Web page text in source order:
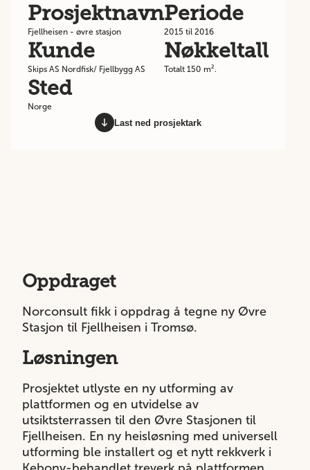
Prosjektnavn
Fjellheisen - øvre stasjon
Kunde
Skips AS Nordfisk/ Fjellbygg AS
Sted
Norge
Periode
2015 til 2016
Nøkkeltall
Totalt 150 m².
Last ned prosjektark
Oppdraget
Norconsult fikk i oppdrag å tegne ny Øvre
Stasjon til Fjellheisen i Tromsø.
Løsningen
Prosjektet utlyste en ny utforming av
plattformen og en utvidelse av
utsiktsterrassen til den Øvre Stasjonen til
Fjellheisen. En ny heisløsning med universell
utforming ble installert og et nytt rekkverk i